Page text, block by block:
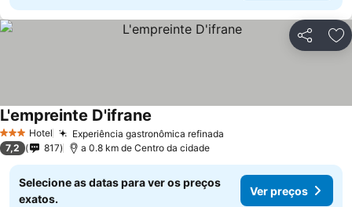
Partilhar
3 EstrelasHotel Experiência gastronômica refinada
L'empreinte D'ifrane
7,2 817 a 0.8 km de Centro da cidade
Selecione as datas para ver os preços
exatos.
Ver preços